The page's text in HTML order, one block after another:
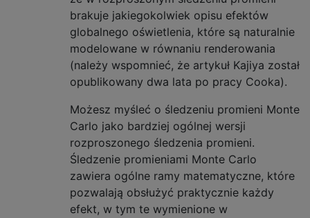
brakuje jakiegokolwiek opisu efektów
globalnego oświetlenia, które są naturalnie
modelowane w równaniu renderowania
(należy wspomnieć, że artykuł Kajiya został
opublikowany dwa lata po pracy Cooka).
Możesz myśleć o śledzeniu promieni Monte
Carlo jako bardziej ogólnej wersji
rozproszonego śledzenia promieni.
Śledzenie promieniami Monte Carlo
zawiera ogólne ramy matematyczne, które
pozwalają obsłużyć praktycznie każdy
efekt, w tym te wymienione w